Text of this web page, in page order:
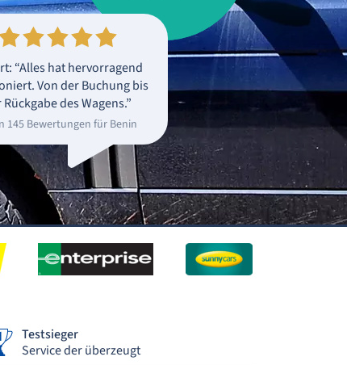
“Alles hat hervorragend
Von der Buchung bis
des Wagens.”
145 Bewertungen für Benin
Testsieger
Service der überzeugt